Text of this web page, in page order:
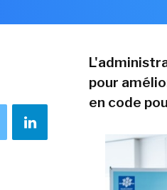
pour
en code